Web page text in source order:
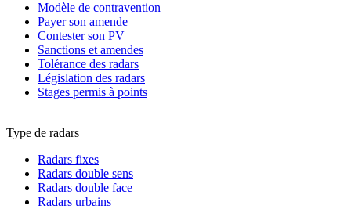
Modèle de contravention
Payer son amende
Contester son PV
Sanctions et amendes
Tolérance des radars
Législation des radars
Stages permis à points
Type de radars
Radars fixes
Radars double sens
Radars double face
Radars urbains